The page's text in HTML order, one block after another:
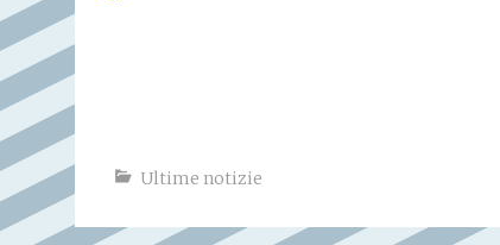
Ultime notizie